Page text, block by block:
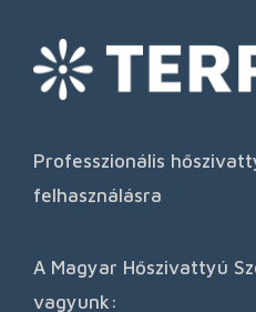
Professzionális
felhasználásra
A Magyar Hőszivattyú
vagyunk: